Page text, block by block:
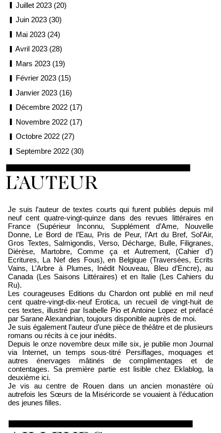
Juillet 2023 (20)
Juin 2023 (30)
Mai 2023 (24)
Avril 2023 (28)
Mars 2023 (19)
Février 2023 (15)
Janvier 2023 (16)
Décembre 2022 (17)
Novembre 2022 (17)
Octobre 2022 (27)
Septembre 2022 (30)
Je suis l’auteur de textes courts qui furent publiés depuis mil
neuf cent quatre-vingt-quinze dans des revues littéraires en
France (Supérieur Inconnu, Supplément d’Ame, Nouvelle
Donne, Le Bord de l’Eau, Pris de Peur, l’Art du Bref, Sol’Air,
Gros Textes, Salmigondis, Verso, Décharge, Bulle, Filigranes,
Diérèse, Martobre, Comme ça et Autrement, (Cahier d’)
Ecritures, La Nef des Fous), en Belgique (Traversées, Ecrits
Vains, L’Arbre à Plumes, Inédit Nouveau, Bleu d’Encre), au
Canada (Les Saisons Littéraires) et en Italie (Les Cahiers du
Ru).
Les courageuses Editions du Chardon ont publié en mil neuf
cent quatre-vingt-dix-neuf Erotica, un recueil de vingt-huit de
ces textes, illustré par Isabelle Pio et Antoine Lopez et préfacé
par Sarane Alexandrian, toujours disponible auprès de moi.
Je suis également l’auteur d’une pièce de théâtre et de plusieurs
romans ou récits à ce jour inédits.
Depuis le onze novembre deux mille six, je publie mon Journal
via Internet, un temps sous-titré Persiflages, moquages et
autres énervages mâtinés de complimentages et de
contentages. Sa première partie est lisible chez Eklablog, la
deuxième ici.
Je vis au centre de Rouen dans un ancien monastère où
autrefois les Sœurs de la Miséricorde se vouaient à l’éducation
des jeunes filles.